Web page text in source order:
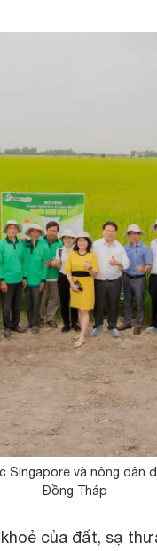
Singapore và nông dân
Đồng Tháp
của đất, sạ